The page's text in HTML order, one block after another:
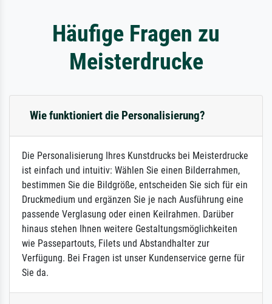
Häufige Fragen zu
Meisterdrucke
Wie funktioniert die Personalisierung?
Die Personalisierung Ihres Kunstdrucks bei Meisterdrucke
ist einfach und intuitiv: Wählen Sie einen Bilderrahmen,
bestimmen Sie die Bildgröße, entscheiden Sie sich für ein
Druckmedium und ergänzen Sie je nach Ausführung eine
passende Verglasung oder einen Keilrahmen. Darüber
hinaus stehen Ihnen weitere Gestaltungsmöglichkeiten
wie Passepartouts, Filets und Abstandhalter zur
Verfügung. Bei Fragen ist unser Kundenservice gerne für
Sie da.